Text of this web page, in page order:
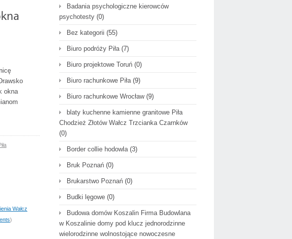
okna
Wałcz
)
Badania psychologiczne kierowców
psychotesty (0)
Bez kategorii (55)
Biuro podróży Piła(7)
Biuro projektowe Toruń (0)
Biuro rachunkowe Piła(9)
Biuro rachunkowe Wrocław(9)
blaty kuchenne kamienne granitowe Piła
Chodzież Złotów Wałcz Trzcianka Czarnków
(0)
Border collie hodowla(3)
Bruk Poznań (0)
Brukarstwo Poznań (0)
Budki lęgowe (0)
Budowa domów Koszalin Firma Budowlana
w Koszalinie domy pod klucz jednorodzinne
wielorodzinne wolnostojące nowoczesne